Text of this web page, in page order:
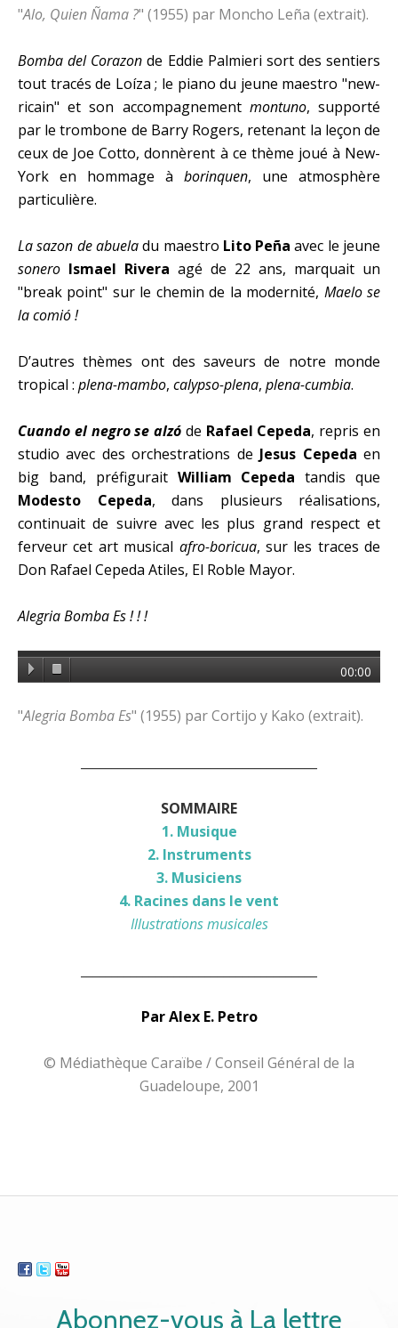
"Alo, Quien Ñama ?" (1955) par Moncho Leña (extrait).
Bomba del Corazon de Eddie Palmieri sort des sentiers
tout tracés de Loíza ; le piano du jeune maestro "new-
ricain" et son accompagnement montuno, supporté
par le trombone de Barry Rogers, retenant la leçon de
ceux de Joe Cotto, donnèrent à ce thème joué à New-
York en hommage à borinquen, une atmosphère
particulière.
La sazon de abueladu maestro Lito Peña avec le jeune
sonero Ismael Rivera agé de 22 ans, marquait un
"break point" sur le chemin de la modernité, Maelo se
la comió !
D’autres thèmes ont des saveurs de notre monde
tropical : plena-mambo, calypso-plena, plena-cumbia.
Cuando el negro se alzó de Rafael Cepeda, repris en
studio avec des orchestrations de Jesus Cepeda en
big band, préfigurait William Cepeda tandis que
Modesto Cepeda, dans plusieurs réalisations,
continuait de suivre avec les plus grand respect et
ferveur cet art musical afro-boricua, sur les traces de
Don Rafael Cepeda Atiles, El Roble Mayor.
Alegria Bomba Es ! ! !
00:00
"Alegria Bomba Es" (1955) par Cortijo y Kako (extrait).
SOMMAIRE
1. Musique
2. Instruments
3. Musiciens
4. Racines dans le vent
Illustrations musicales
Par Alex E. Petro
© Médiathèque Caraïbe / Conseil Général de la
Guadeloupe, 2001
Abonnez-vous à La lettre